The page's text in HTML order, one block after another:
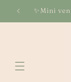
passer✨Mini